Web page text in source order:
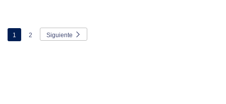
1 2 Siguiente